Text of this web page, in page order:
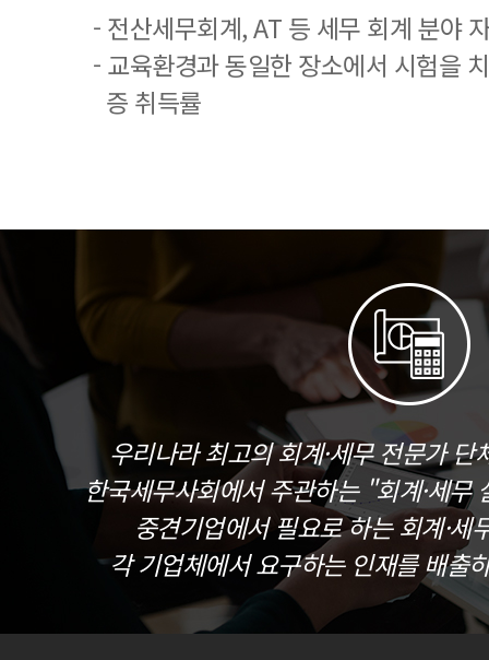
- 전산세무회계, AT 등 세무 회계 분야
- 교육환경과 동일한 장소에서 시험을
증 취득률
우리나라 최고의 회계·세무 전문가
한국세무사회에서 주관하는 "회계·세무
중견기업에서 필요로 하는 회계·세
각 기업체에서 요구하는 인재를 배출